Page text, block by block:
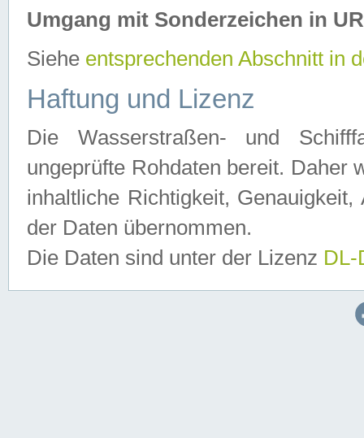
Umgang mit Sonderzeichen in
Siehe entsprechenden Abschnitt in
Haftung und Lizenz
Die Wasserstraßen- und
ungeprüfte Rohdaten bereit. Daher
inhaltliche Richtigkeit,
der Daten übernommen.
Die Daten sind unter der Lizenz